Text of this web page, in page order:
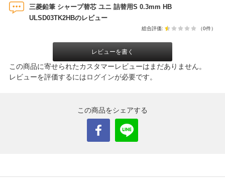
三菱鉛筆 シャープ替芯 ユニ 詰替用S 0.3mm HB
ULSD03TK2HBのレビュー
総合評価: （0件）
レビューを書く
この商品に寄せられたカスタマーレビューはまだありません。
レビューを評価するにはログインが必要です。
この商品をシェアする